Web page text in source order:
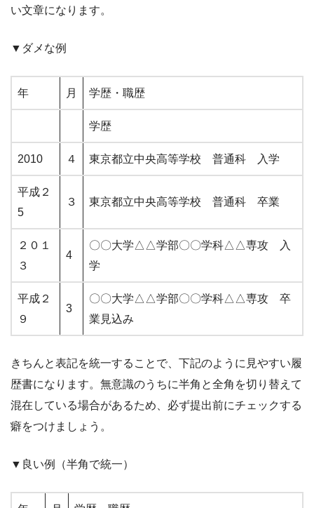
い文章になります。
▼ダメな例
年 月 学歴・職歴
学歴
2010 ４ 東京都立中央高等学校 普通科 入学
平成２
5
３ 東京都立中央高等学校 普通科 卒業
２０１
３
4
〇〇大学△△学部〇〇学科△△専攻 入
学
平成２
９
3
〇〇大学△△学部〇〇学科△△専攻 卒
業見込み
きちんと表記を統一することで、下記のように見やすい履
歴書になります。無意識のうちに半角と全角を切り替えて
混在している場合があるため、必ず提出前にチェックする
癖をつけましょう。
▼良い例（半角で統一）